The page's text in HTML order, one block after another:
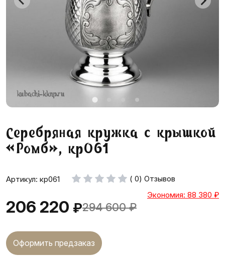
Серебряная кружка с крышкой
«Ромб», кр061
Артикул: кр061 ( 0) Отзывов
206 220 ₽294 600 ₽
Экономия: 88 380 ₽
Оформить предзаказ